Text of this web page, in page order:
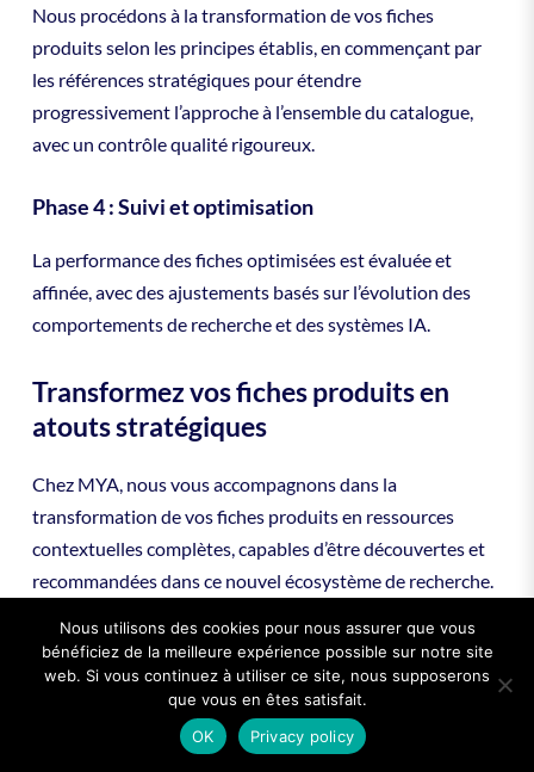
Nous procédons à la transformation de vos fiches
produits selon les principes établis, en commençant par
les références stratégiques pour étendre
progressivement l’approche à l’ensemble du catalogue,
avec un contrôle qualité rigoureux.
Phase 4 : Suivi et optimisation
La performance des fiches optimisées est évaluée et
affinée, avec des ajustements basés sur l’évolution des
comportements de recherche et des systèmes IA.
Transformez vos fiches produits en
atouts stratégiques
Chez MYA, nous vous accompagnons dans la
transformation de vos fiches produits en ressources
contextuelles complètes, capables d’être découvertes et
recommandées dans ce nouvel écosystème de recherche.
de contextualisation.
Notre équipe d’experts en optimisation contextuelle
collabore étroitement avec vos équipes produit,
Nous utilisons des cookies pour nous assurer que vous
bénéficiez de la meilleure expérience possible sur notre site
web. Si vous continuez à utiliser ce site, nous supposerons
que vous en êtes satisfait.
OK
Privacy policy